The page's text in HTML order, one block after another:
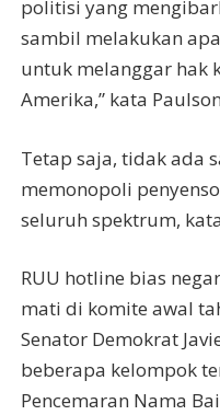
politisi yang
sambil melakukan
untuk melanggar hak
Amerika,” kata
Tetap saja, tidak ada
memonopoli
seluruh spektrum,
RUU hotline bias
mati di komite awal
Senator Demokrat
beberapa kelompok
Pencemaran Nama